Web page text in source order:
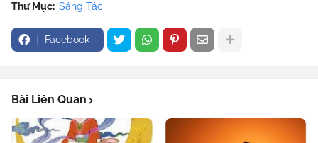
Thư Mục: Sáng Tác
Facebook
Bài Liên Quan